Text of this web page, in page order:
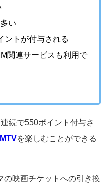
い
ントが付与される
関連サービスも利用で
続で550ポイント付与さ
を楽しむことができる
の映画チケットへの引き換